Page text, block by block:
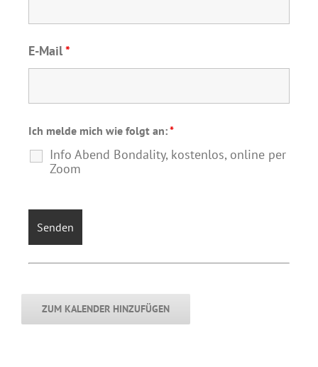
E-Mail*
Ich melde mich wie folgt an:*
Info Abend Bondality, kostenlos, online per
Zoom
ZUM KALENDER HINZUFÜGEN